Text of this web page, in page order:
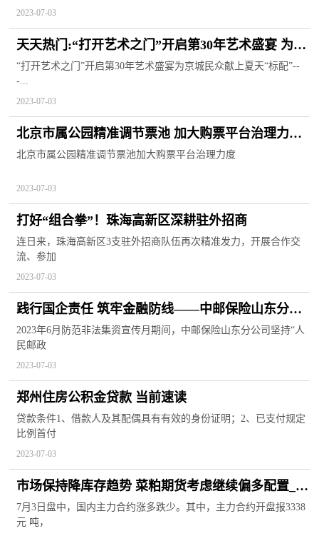
2023-07-03
天天热门:“打开艺术之门”开启第30年艺术盛宴 为京
城民众献上夏天“标配”
“打开艺术之门”开启第30年艺术盛宴为京城民众献上夏天“标配”--
-...
2023-07-03
北京市属公园精准调节票池 加大购票平台治理力度-
全球滚动
北京市属公园精准调节票池加大购票平台治理力度
2023-07-03
打好“组合拳”！珠海高新区深耕驻外招商
连日来，珠海高新区3支驻外招商队伍再次精准发力，开展合作交
流、参加
2023-07-03
践行国企责任 筑牢金融防线——中邮保险山东分公
司防范非法集资宣传在行动
2023年6月防范非法集资宣传月期间，中邮保险山东分公司坚持“人
民邮政
2023-07-03
郑州住房公积金贷款 当前速读
贷款条件1、借款人及其配偶具有有效的身份证明；2、已支付规定
比例首付
2023-07-03
市场保持降库存趋势 菜粕期货考虑继续偏多配置_世
界最新
7月3日盘中，国内主力合约涨多跌少。其中，主力合约开盘报3338
元 吨，